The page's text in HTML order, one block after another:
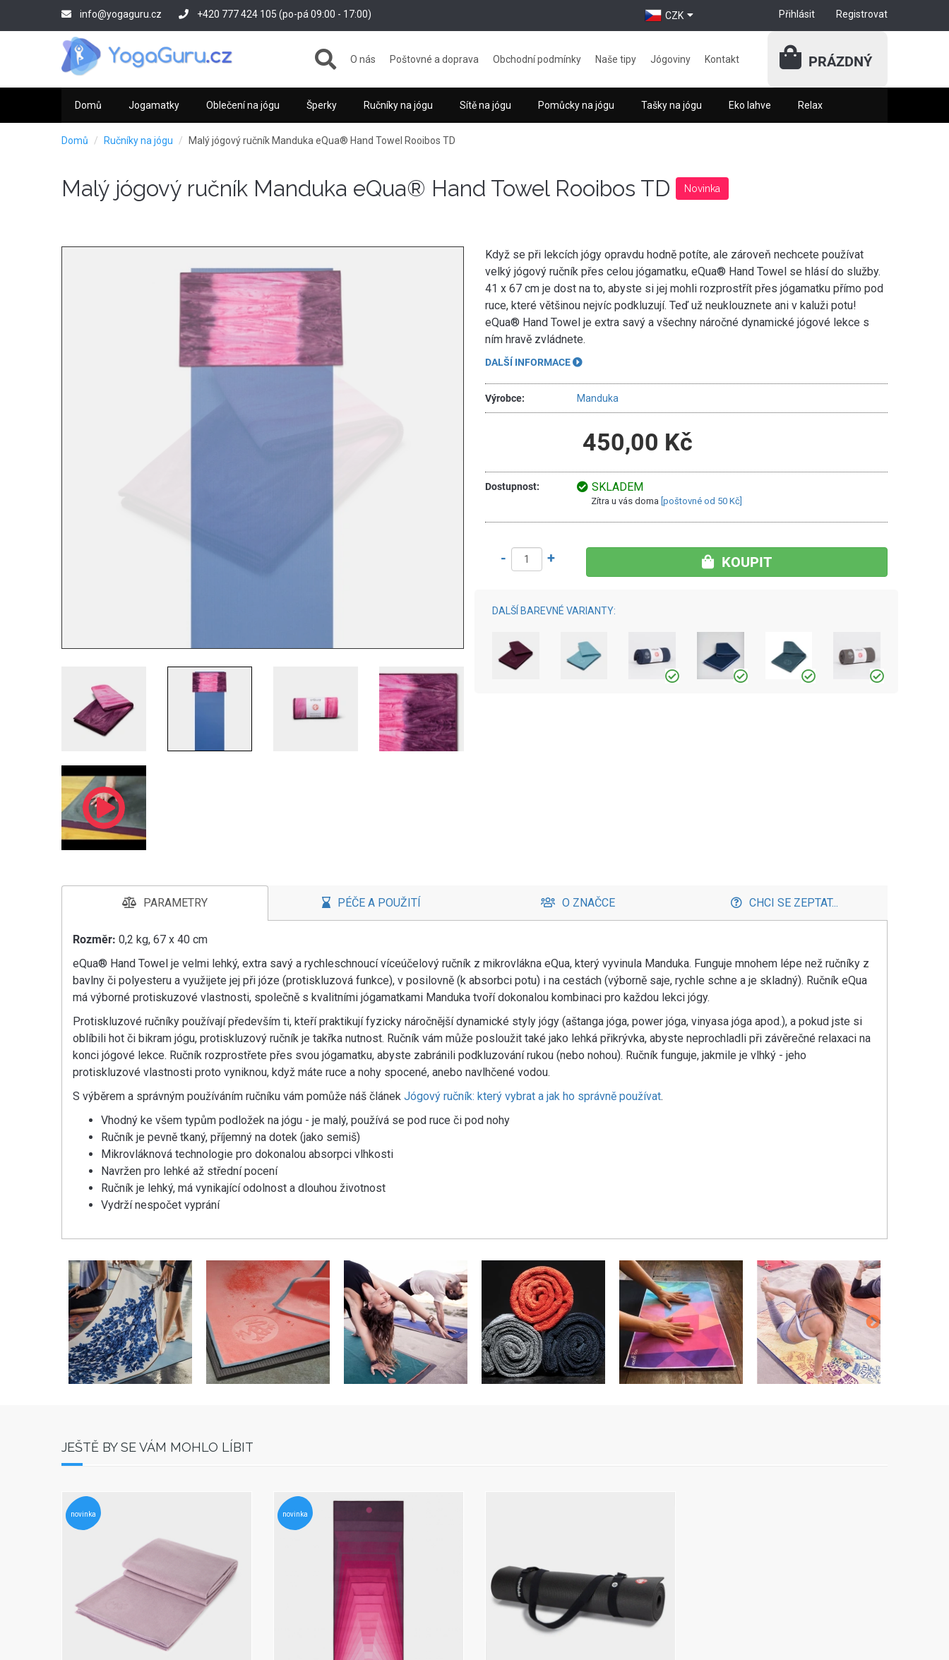
info@yogaguru.cz +420 777 424 105 (po-pá 09:00 - 17:00) Přihlásit Registrovat
CZK
O nás Poštovné a doprava Obchodní podmínky Naše tipy Jógoviny Kontakt PRÁZDNÝ
Domů Jogamatky Oblečení na jógu Šperky Ručníky na jógu Sítě na jógu Pomůcky na jógu Tašky na jógu Eko lahve Relax
Domů Ručníky na jógu Malý jógový ručník Manduka eQua® Hand Towel Rooibos TD
Malý jógový ručník Manduka eQua® Hand Towel Rooibos TD Novinka
Když se při lekcích jógy opravdu hodně potíte, ale zároveň nechcete používat
velký jógový ručník přes celou jógamatku, eQua® Hand Towel se hlásí do služby.
41 x 67 cm je dost na to, abyste si jej mohli rozprostřít přes jógamatku přímo pod
ruce, které většinou nejvíc podkluzují. Teď už neuklouznete ani v kaluži potu!
eQua® Hand Towel je extra savý a všechny náročné dynamické jógové lekce s
ním hravě zvládnete.
DALŠÍ INFORMACE
Výrobce: Manduka
450,00 Kč
Dostupnost: SKLADEM
Zítra u vás doma [poštovné od 50 Kč]
- + KOUPIT
DALŠÍ BAREVNÉ VARIANTY:
PARAMETRY PÉČE A POUŽITÍ O ZNAČCE CHCI SE ZEPTAT...
Rozměr: 0,2 kg, 67 x 40 cm
eQua® Hand Towel je velmi lehký, extra savý a rychleschnoucí víceúčelový ručník z mikrovlákna eQua, který vyvinula Manduka. Funguje mnohem lépe než ručníky z
bavlny či polyesteru a využijete jej při józe (protiskluzová funkce), v posilovně (k absorbci potu) i na cestách (výborně saje, rychle schne a je skladný). Ručník eQua
má výborné protiskuzové vlastnosti, společně s kvalitními jógamatkami Manduka tvoří dokonalou kombinaci pro každou lekci jógy.
Protiskluzové ručníky používají především ti, kteří praktikují fyzicky náročnější dynamické styly jógy (aštanga jóga, power jóga, vinyasa jóga apod.), a pokud jste si
oblíbili hot či bikram jógu, protiskluzový ručník je takřka nutnost. Ručník vám může posloužit také jako lehká přikrývka, abyste neprochladli při závěrečné relaxaci na
konci jógové lekce. Ručník rozprostřete přes svou jógamatku, abyste zabránili podkluzování rukou (nebo nohou). Ručník funguje, jakmile je vlhký - jeho
protiskluzové vlastnosti proto vyniknou, když máte ruce a nohy spocené, anebo navlhčené vodou.
S výběrem a správným používáním ručníku vám pomůže náš článek Jógový ručník: který vybrat a jak ho správně používat.
Vhodný ke všem typům podložek na jógu - je malý, používá se pod ruce či pod nohy
Ručník je pevně tkaný, příjemný na dotek (jako semiš)
Mikrovláknová technologie pro dokonalou absorpci vlhkosti
Navržen pro lehké až střední pocení
Ručník je lehký, má vynikající odolnost a dlouhou životnost
Vydrží nespočet vyprání
JEŠTĚ BY SE VÁM MOHLO LÍBIT
novinka novinka